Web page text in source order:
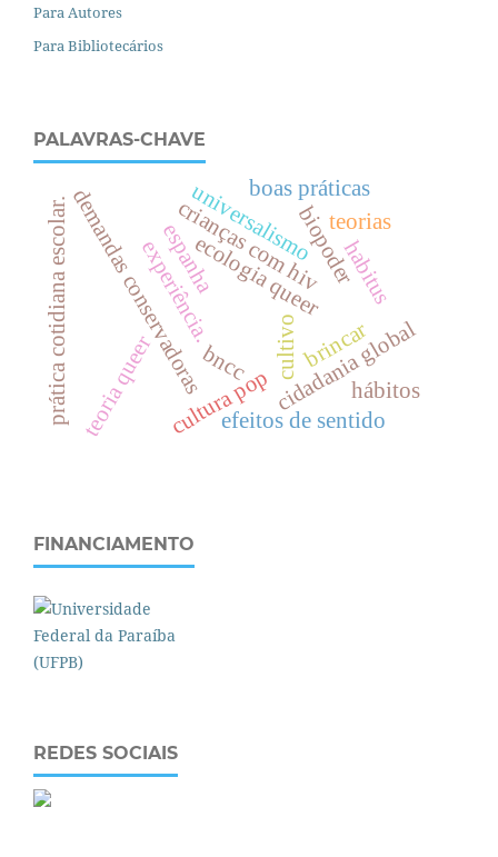
Para Autores
Para Bibliotecários
PALAVRAS-CHAVE
bncc
ecologia queer
espanha
cidadania global
demandas conservadoras
efeitos de sentido
experiência.
p
r
á
t
i
c
a
c
o
t
i
d
i
a
n
a
e
s
c
o
l
a
r
. biopoder
crianças com hiv habitus
teorias
teoria queer cultivo
universalismo
brincar
boas práticas
hábitos
cultura pop
FINANCIAMENTO
REDES SOCIAIS